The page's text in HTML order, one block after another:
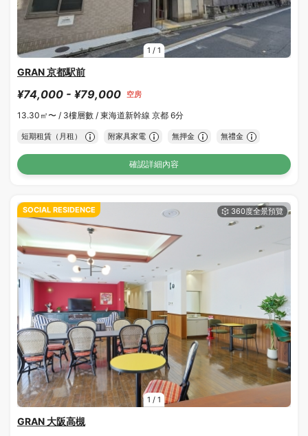
1 / 1
GRAN 京都駅前
¥74,000 - ¥79,000 空房
13.30㎡〜 / 3樓層數 / 東海道新幹線 京都 6分
短期租賃（月租） 附家具家電 無押金 無禮金
確認詳細內容
1 / 1
SOCIAL RESIDENCE
GRAN 大阪高槻